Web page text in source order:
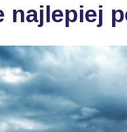
najlepiej